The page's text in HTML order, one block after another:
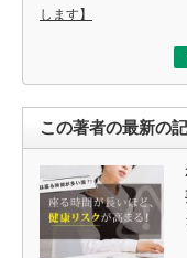
します】
この著者の最新の